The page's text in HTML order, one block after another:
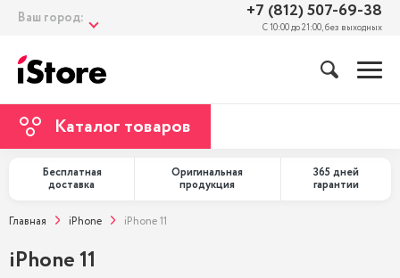
Ваш город: +7 (812) 507-69-38
С 10:00 до 21:00, без выходных
Каталог товаров
Бесплатная
доставка
Оригинальная
продукция
365 дней
гарантии
Главная iPhone iPhone 11
iPhone 11